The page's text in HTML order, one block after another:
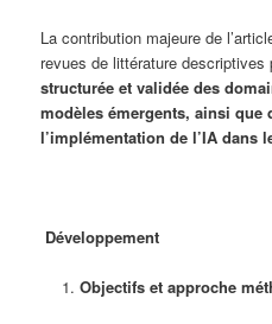
La contribution majeure de
revues de littérature
structurée et validée des
modèles émergents, ainsi que
l’implémentation de l’IA dans
Développement
Objectifs et approche